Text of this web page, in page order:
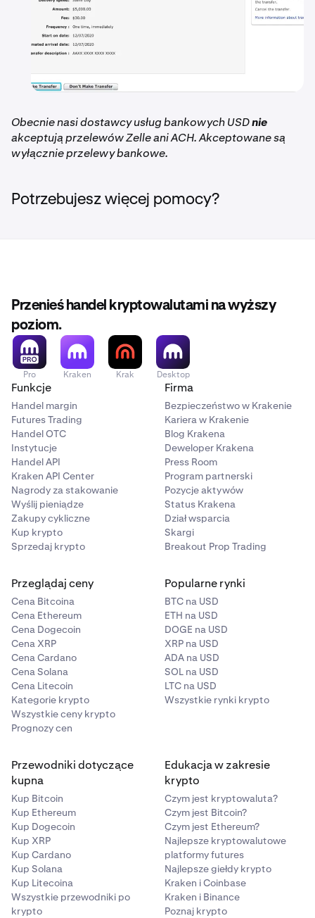
Obecnie nasi dostawcy usług bankowych USDnie
akceptują przelewów Zelle ani ACH. Akceptowane są
wyłącznie przelewy bankowe.
Potrzebujesz więcej pomocy?
Przenieś handel kryptowalutami na wyższy
poziom.
Pro Kraken Krak Desktop
Funkcje
Handel margin
Futures Trading
Handel OTC
Instytucje
Handel API
Kraken API Center
Nagrody za stakowanie
Wyślij pieniądze
Zakupy cykliczne
Kup krypto
Sprzedaj krypto
Firma
Bezpieczeństwo w Krakenie
Kariera w Krakenie
Blog Krakena
Deweloper Krakena
Press Room
Program partnerski
Pozycje aktywów
Status Krakena
Dział wsparcia
Skargi
Breakout Prop Trading
Przeglądaj ceny
Cena Bitcoina
Cena Ethereum
Cena Dogecoin
Cena XRP
Cena Cardano
Cena Solana
Cena Litecoin
Kategorie krypto
Wszystkie ceny krypto
Prognozy cen
Popularne rynki
BTC na USD
ETH na USD
DOGE na USD
XRP na USD
ADA na USD
SOL na USD
LTC na USD
Wszystkie rynki krypto
Przewodniki dotyczące
kupna
Kup Bitcoin
Kup Ethereum
Kup Dogecoin
Kup XRP
Kup Cardano
Kup Solana
Kup Litecoina
Wszystkie przewodniki po
krypto
Edukacja w zakresie
krypto
Czym jest kryptowaluta?
Czym jest Bitcoin?
Czym jest Ethereum?
Najlepsze kryptowalutowe
platformy futures
Najlepsze giełdy krypto
Kraken i Coinbase
Kraken i Binance
Poznaj krypto